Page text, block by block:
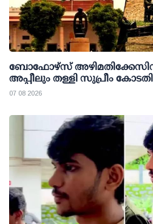
ബോഫോഴ്സ്
അപ്പീലും തള്ളി സുപ്രീം കോടതി
07 08 2026